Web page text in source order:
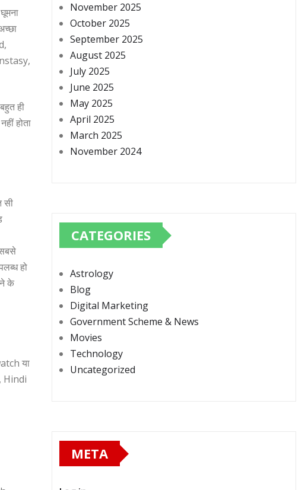
ही
होता
सी
हो
के
या
Hindi
November 2025
October 2025
September 2025
August 2025
July 2025
June 2025
May 2025
April 2025
March 2025
November 2024
CATEGORIES
Astrology
Blog
Digital Marketing
Government Scheme & News
Movies
Technology
Uncategorized
META